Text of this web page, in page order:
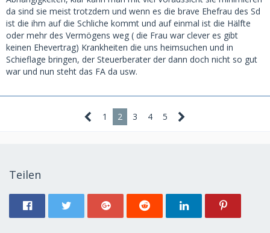
da sind sie meist trotzdem und wenn es die brave Ehefrau des Sd
ist die ihm auf die Schliche kommt und auf einmal ist die Hälfte
oder mehr des Vermögens weg ( die Frau war clever es gibt
keinen Ehevertrag) Krankheiten die uns heimsuchen und in
Schieflage bringen, der Steuerberater der dann doch nicht so gut
war und nun steht das FA da usw.
1 2 3 4 5
Teilen